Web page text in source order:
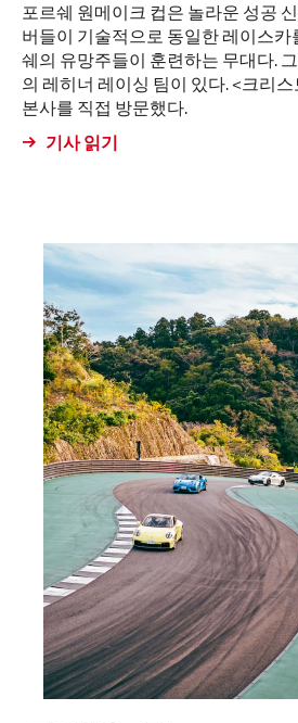
포르쉐 원메이크 컵은 놀라운 성공
버들이 기술적으로 동일한 레이스카
쉐의 유망주들이 훈련하는 무대다.
의 레히너 레이싱 팀이 있다. <크리
본사를 직접 방문했다.
기사 읽기